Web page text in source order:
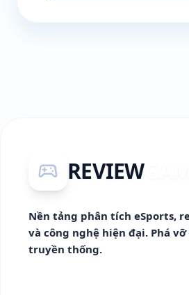
sports_esports REVIEWGAME
Nền tảng phân tích eSports,
và công nghệ hiện đại. Phá
truyền thống.